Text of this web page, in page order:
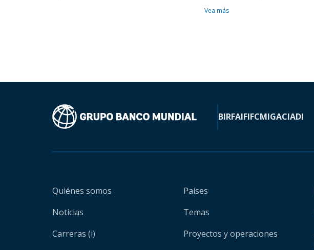
Vea más
BIRFAIFIFCMIGACIADI
Quiénes somos
Noticias
Carreras (i)
Países
Temas
Proyectos y operaciones